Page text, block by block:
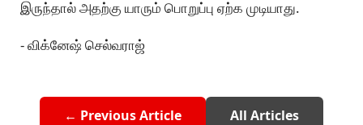
இருந்தால் அதற்கு யாரும் பொறுப்பு ஏற்க முடியாது.
- விக்னேஷ் செல்வராஜ்
← Previous Article All Articles